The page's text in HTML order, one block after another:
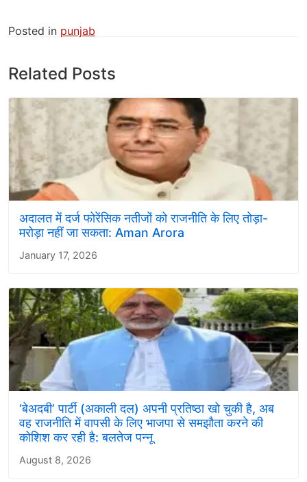
Posted in punjab
Related Posts
अदालत में दर्ज फोरेंसिक नतीजों को राजनीति के लिए तोड़ा-
मरोड़ा नहीं जा सकता: Aman Arora
January 17, 2026
‘बेअदबी’ पार्टी (अकाली दल) अपनी प्रतिष्ठा खो चुकी है, अब
वह राजनीति में वापसी के लिए भाजपा से समझौता करने की
कोशिश कर रही है: बलतेज पन्नू
August 8, 2026